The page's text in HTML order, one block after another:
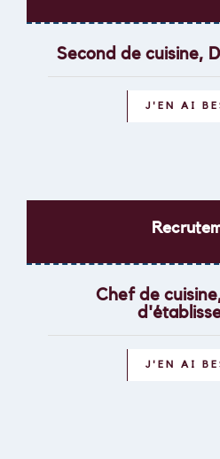
Second de cuisine,
J'EN AI
Chef de
J'EN AI